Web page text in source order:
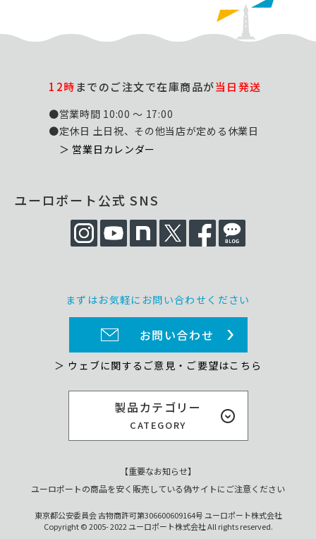
製品カテゴリー
CATEGORY
12時までのご注文で在庫商品が当日発送
●営業時間 10:00 ～ 17:00
●定休日 土日祝、その他当店が定める休業日
＞ 営業日カレンダー
ユーロポート公式 SNS
まずはお気軽にお問い合わせください
お問い合わせ
＞ ウェブに関するご意見・ご要望はこちら
【重要なお知らせ】
ユーロポートの商品を安く販売している偽サイトにご注意ください
東京都公安委員会 古物商許可第306600609164号 ユーロポート株式会社
Copyright © 2005- 2022 ユーロポート株式会社 All rights reserved.